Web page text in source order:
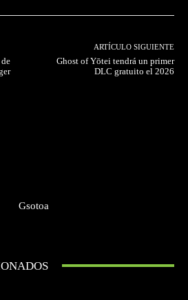
ARTÍCULO SIGUIENTE
Ghost of Yōtei tendrá un primer
DLC gratuito el 2026
Gsotoa